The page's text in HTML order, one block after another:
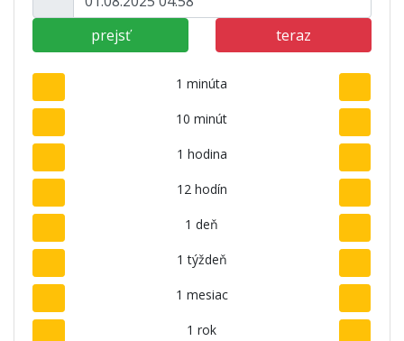
prejsť teraz
1 minúta
10 minút
1 hodina
12 hodín
1 deň
1 týždeň
1 mesiac
1 rok